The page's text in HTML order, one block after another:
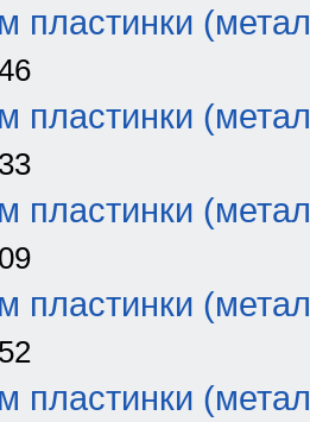
пластинки
пластинки
пластинки
пластинки
пластинки